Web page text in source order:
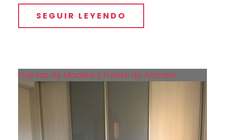
SEGUIR LEYENDO
Puertas de Madera y Frente de Armario